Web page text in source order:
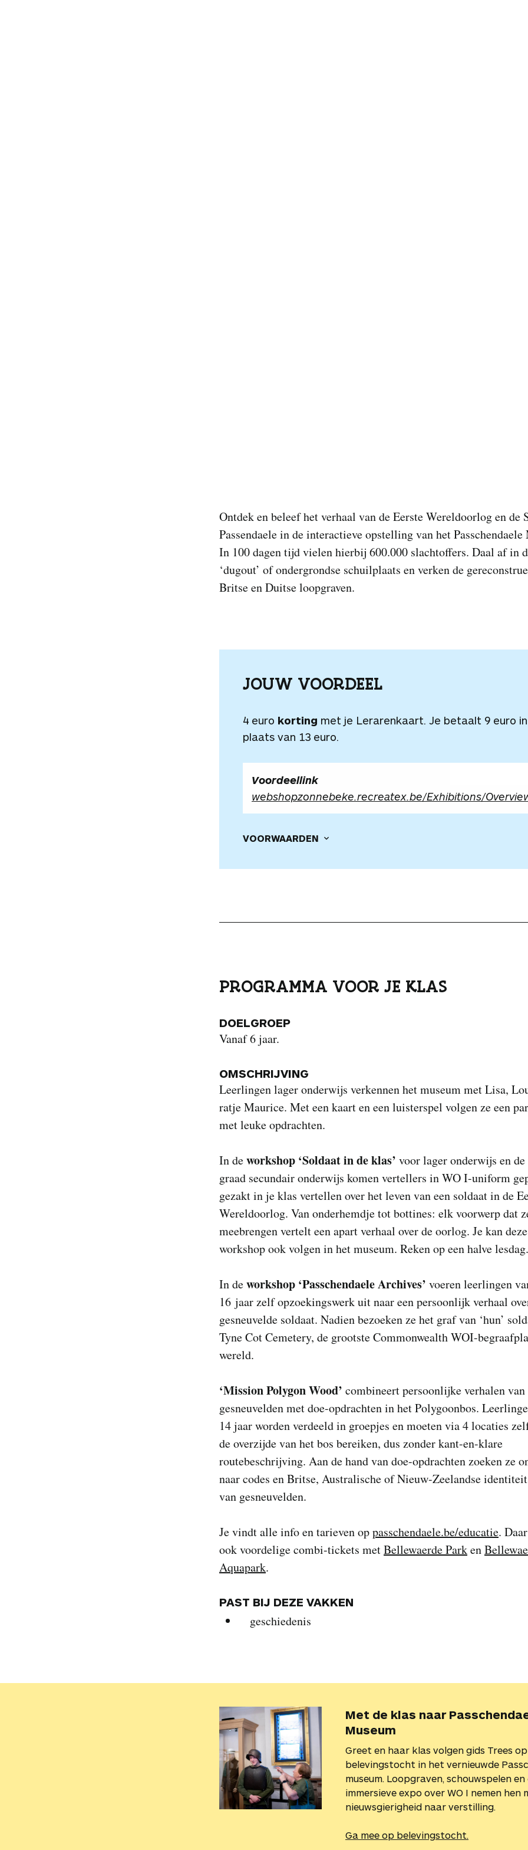
Ontdek en beleef het verhaal van de Eerste Wereldoorlog en de
Passendaele in de interactieve opstelling van het Passchendaele
In 100 dagen tijd vielen hierbij 600.000 slachtoffers. Daal af in
‘dugout’ of ondergrondse schuilplaats en verken de
Britse en Duitse loopgraven.
JOUW VOORDEEL
4 euro korting met je Lerarenkaart. Je betaalt 9 euro in
plaats van 13 euro.
Voordeellink
webshopzonnebeke.recreatex.be/Exhibitions/
VOORWAARDEN
PROGRAMMA VOOR JE KLAS
DOELGROEP
Vanaf 6 jaar.
OMSCHRIJVING
Leerlingen lager onderwijs verkennen het museum met Lisa,
ratje Maurice. Met een kaart en een luisterspel volgen ze een
met leuke opdrachten.
In deworkshop ‘Soldaat in de klas’ voor lager onderwijs en de
graad secundair onderwijs komen vertellers in WO I-uniform
gezakt in je klas vertellen over het leven van een soldaat in de
Wereldoorlog. Van onderhemdje tot bottines: elk voorwerp dat
meebrengen vertelt een apart verhaal over de oorlog. Je kan deze
workshop ook volgen in het museum. Reken op een halve lesdag.
In deworkshop ‘Passchendaele Archives’ voeren leerlingen
16 jaar zelf opzoekingswerk uit naar een persoonlijk verhaal
gesneuvelde soldaat. Nadien bezoeken ze het graf van ‘hun’
Tyne Cot Cemetery, de grootste Commonwealth WOI-
wereld.
‘Mission Polygon Wood’ combineert persoonlijke verhalen van
gesneuvelden met doe-opdrachten in het Polygoonbos.
14 jaar worden verdeeld in groepjes en moeten via 4 locaties
de overzijde van het bos bereiken, dus zonder kant-en-klare
routebeschrijving. Aan de hand van doe-opdrachten zoeken ze
naar codes en Britse, Australische of Nieuw-Zeelandse
van gesneuvelden.
Je vindt alle info en tarieven oppasschendaele.be/educatie.
ook voordelige combi-tickets metBellewaerde Parken
Aquapark.
PAST BIJ DEZE VAKKEN
geschiedenis
Met de klas naar
Museum
Greet en haar klas volgen gids Trees op
belevingstocht in het vernieuwde
museum. Loopgraven, schouwspelen en
immersieve expo over WO I nemen hen
nieuwsgierigheid naar verstilling.
Ga mee op belevingstocht.